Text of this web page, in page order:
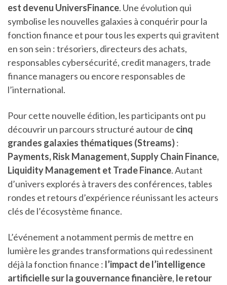
est devenu UniversFinance. Une évolution qui
symbolise les nouvelles galaxies à conquérir pour la
fonction finance et pour tous les experts qui gravitent
en son sein : trésoriers, directeurs des achats,
responsables cybersécurité, credit managers, trade
finance managers ou encore responsables de
l’international.
Pour cette nouvelle édition, les participants ont pu
découvrir un parcours structuré autour de cinq
grandes galaxies thématiques (Streams):
Payments, Risk Management, Supply Chain Finance,
Liquidity Management et Trade Finance. Autant
d’univers explorés à travers des conférences, tables
rondes et retours d’expérience réunissant les acteurs
clés de l’écosystème finance.
L’événement a notamment permis de mettre en
lumière les grandes transformations qui redessinent
déjà la fonction finance : l’impact de l’intelligence
artificielle sur la gouvernance financière, le retour